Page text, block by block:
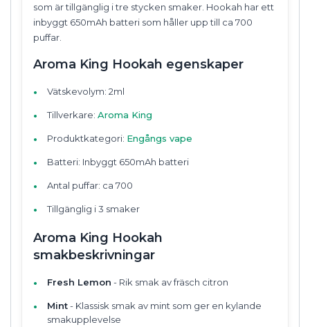
som är tillgänglig i tre stycken smaker. Hookah har ett
inbyggt 650mAh batteri som håller upp till ca 700
puffar.
Aroma King Hookah egenskaper
Vätskevolym: 2ml
Tillverkare: Aroma King
Produktkategori: Engångs vape
Batteri: Inbyggt 650mAh batteri
Antal puffar: ca 700
Tillgänglig i 3 smaker
Aroma King Hookah
smakbeskrivningar
Fresh Lemon - Rik smak av fräsch citron
Mint- Klassisk smak av mint som ger en kylande
smakupplevelse